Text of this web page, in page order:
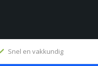
Snel en vakkundig